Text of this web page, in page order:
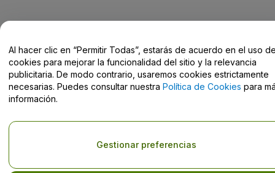
Centro de Ayuda / Contacto
El uso de este sitio web constituye la aceptación de los
Política de Privacidad, de laPolítica de Cookies
No compartir mi información personal ni tus opciones de
Al hacer clic en “Permitir Todas”, estarás de acuerdo en el uso
cookies para mejorar la funcionalidad del sitio y la relevancia
publicitaria. De modo contrario, usaremos cookies estrictamente
necesarias. Puedes consultar nuestra Política de Cookies para
información.
Gestionar preferencias